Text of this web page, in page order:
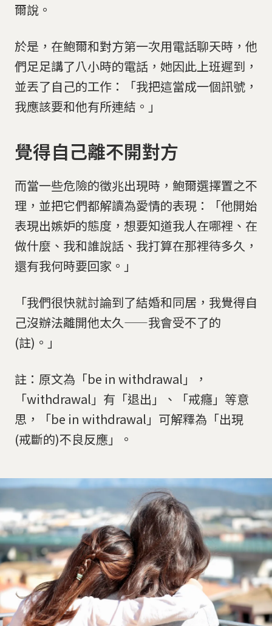
爾說。
於是，在鮑爾和對方第一次用電話聊天時，他
們足足講了八小時的電話，她因此上班遲到，
並丟了自己的工作：「我把這當成一個訊號，
我應該要和他有所連結。」
覺得自己離不開對方
而當一些危險的徵兆出現時，鮑爾選擇置之不
理，並把它們都解讀為愛情的表現：「他開始
表現出嫉妒的態度，想要知道我人在哪裡、在
做什麼、我和誰說話、我打算在那裡待多久，
還有我何時要回家。」
「我們很快就討論到了結婚和同居，我覺得自
己沒辦法離開他太久——我會受不了的
(註)。」
註：原文為「be in withdrawal」，
「withdrawal」有「退出」、「戒癮」等意
思，「be in withdrawal」可解釋為「出現
(戒斷的)不良反應」。